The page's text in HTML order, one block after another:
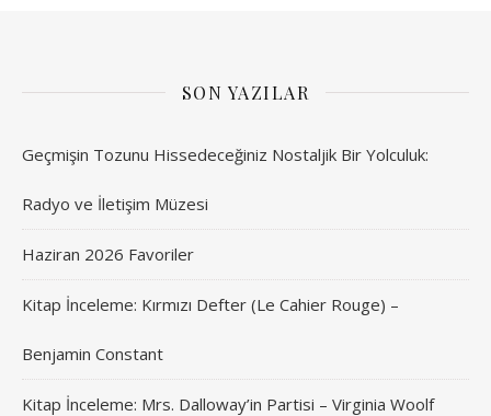
SON YAZILAR
Geçmişin Tozunu Hissedeceğiniz Nostaljik Bir Yolculuk:
Radyo ve İletişim Müzesi
Haziran 2026 Favoriler
Kitap İnceleme: Kırmızı Defter (Le Cahier Rouge) –
Benjamin Constant
Kitap İnceleme: Mrs. Dalloway’in Partisi – Virginia Woolf